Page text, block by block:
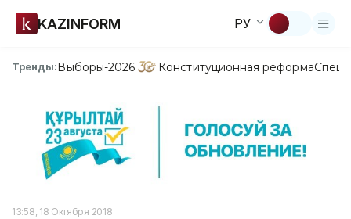
KAZINFORM РУ
Тренды:Выборы-2026 Конституционная реформа
13:58, 18 Октября 2018